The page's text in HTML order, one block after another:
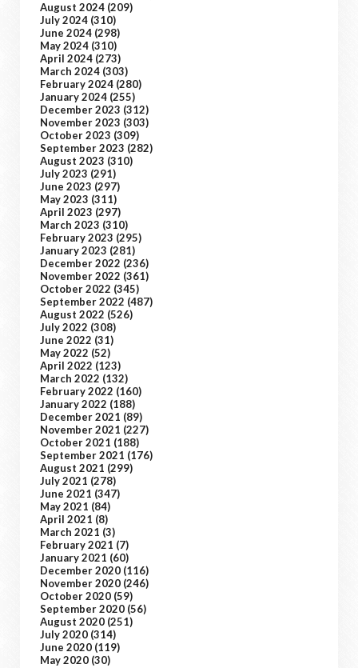
August 2024 (209)
July 2024 (310)
June 2024 (298)
May 2024 (310)
April 2024 (273)
March 2024 (303)
February 2024 (280)
January 2024 (255)
December 2023 (312)
November 2023 (303)
October 2023 (309)
September 2023 (282)
August 2023 (310)
July 2023 (291)
June 2023 (297)
May 2023 (311)
April 2023 (297)
March 2023 (310)
February 2023 (295)
January 2023 (281)
December 2022 (236)
November 2022 (361)
October 2022 (345)
September 2022 (487)
August 2022 (526)
July 2022 (308)
June 2022 (31)
May 2022 (52)
April 2022 (123)
March 2022 (132)
February 2022 (160)
January 2022 (188)
December 2021 (89)
November 2021 (227)
October 2021 (188)
September 2021 (176)
August 2021 (299)
July 2021 (278)
June 2021 (347)
May 2021 (84)
April 2021 (8)
March 2021 (3)
February 2021 (7)
January 2021 (60)
December 2020 (116)
November 2020 (246)
October 2020 (59)
September 2020 (56)
August 2020 (251)
July 2020 (314)
June 2020 (119)
May 2020 (30)